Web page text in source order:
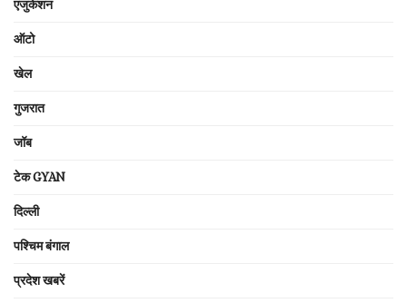
एजुकेशन
ऑटो
खेल
गुजरात
जॉब
टेक GYAN
दिल्ली
पश्चिम बंगाल
प्रदेश खबरें